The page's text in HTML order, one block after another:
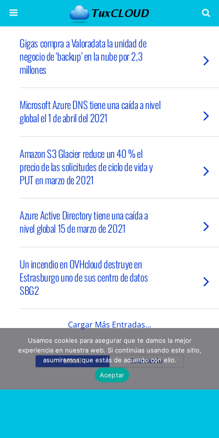
Gigas compra a Valoradata la unidad de
negocio de ‘backup’ en la nube por 2,3
millones
Microsoft Azure DNS tiene una caída a nivel
global el 1 de abril del 2021
Amazon S3 Glacier reduce un 40 % el
precio de las solicitudes de ciclo de vida y
PUT en marzo de 2021
Azure Active Directory tiene una caída a
nivel global 15 de marzo de 2021
Un incendio en OVHcloud destruye en
Estrasburgo uno de sus centro de datos
SBG2
Cargar Más Entradas…
Móvil Escritorio
Usamos cookies para asegurar que te damos la mejor
experiencia en nuestra web. Si continúas usando este sitio,
asumiremos que estás de acuerdo con ello.
Aceptar